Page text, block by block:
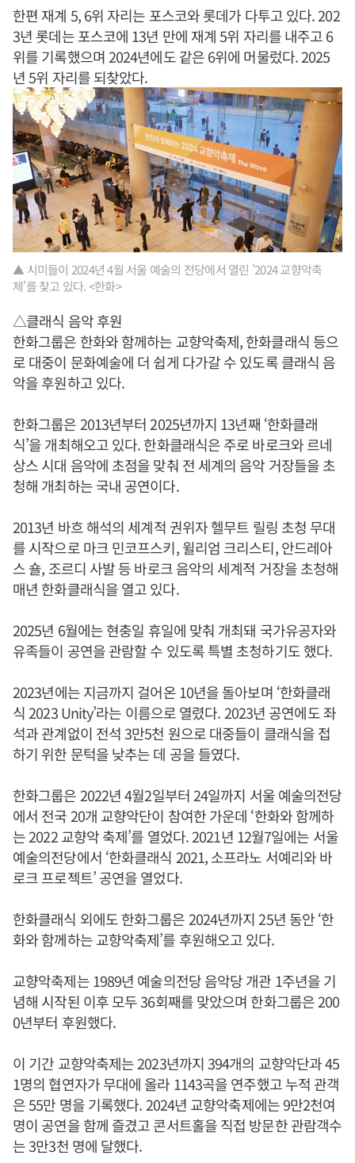
한편 재계 5, 6위 자리는 포스코와 롯데가 다투고 있다. 202
3년 롯데는 포스코에 13년 만에 재계 5위 자리를 내주고 6
위를 기록했으며 2024년에도 같은 6위에 머물렀다. 2025
년 5위 자리를 되찾았다.
▲ 시미들이 2024년 4월 서울 예술의 전당에서 열린 '2024 교향악축
제'를 찾고 있다. <한화>
△클래식 음악 후원
한화그룹은 한화와 함께하는 교향악축제, 한화클래식 등으
로 대중이 문화예술에 더 쉽게 다가갈 수 있도록 클래식 음
악을 후원하고 있다.
한화그룹은 2013년부터 2025년까지 13년째 ‘한화클래
식’을 개최해오고 있다. 한화클래식은 주로 바로크와 르네
상스 시대 음악에 초점을 맞춰 전 세계의 음악 거장들을 초
청해 개최하는 국내 공연이다.
2013년 바흐 해석의 세계적 권위자 헬무트 릴링 초청 무대
를 시작으로 마크 민코프스키, 윌리엄 크리스티, 안드레아
스 숄, 조르디 사발 등 바로크 음악의 세계적 거장을 초청해
매년 한화클래식을 열고 있다.
2025년 6월에는 현충일 휴일에 맞춰 개최돼 국가유공자와
유족들이 공연을 관람할 수 있도록 특별 초청하기도 했다.
2023년에는 지금까지 걸어온 10년을 돌아보며 ‘한화클래
식 2023 Unity’라는 이름으로 열렸다. 2023년 공연에도 좌
석과 관계없이 전석 3만5천 원으로 대중들이 클래식을 접
하기 위한 문턱을 낮추는 데 공을 들였다.
한화그룹은 2022년 4월2일부터 24일까지 서울 예술의전당
에서 전국 20개 교향악단이 참여한 가운데 ‘한화와 함께하
는 2022 교향악 축제’를 열었다. 2021년 12월7일에는 서울
예술의전당에서 ‘한화클래식 2021, 소프라노 서예리와 바
로크 프로젝트’ 공연을 열었다.
한화클래식 외에도 한화그룹은 2024년까지 25년 동안 ‘한
화와 함께하는 교향악축제’를 후원해오고 있다.
교향악축제는 1989년 예술의전당 음악당 개관 1주년을 기
념해 시작된 이후 모두 36회째를 맞았으며 한화그룹은 200
0년부터 후원했다.
이 기간 교향악축제는 2023년까지 394개의 교향악단과 45
1명의 협연자가 무대에 올라 1143곡을 연주했고 누적 관객
은 55만 명을 기록했다. 2024년 교향악축제에는 9만2천여
명이 공연을 함께 즐겼고 콘서트홀을 직접 방문한 관람객수
는 3만3천 명에 달했다.